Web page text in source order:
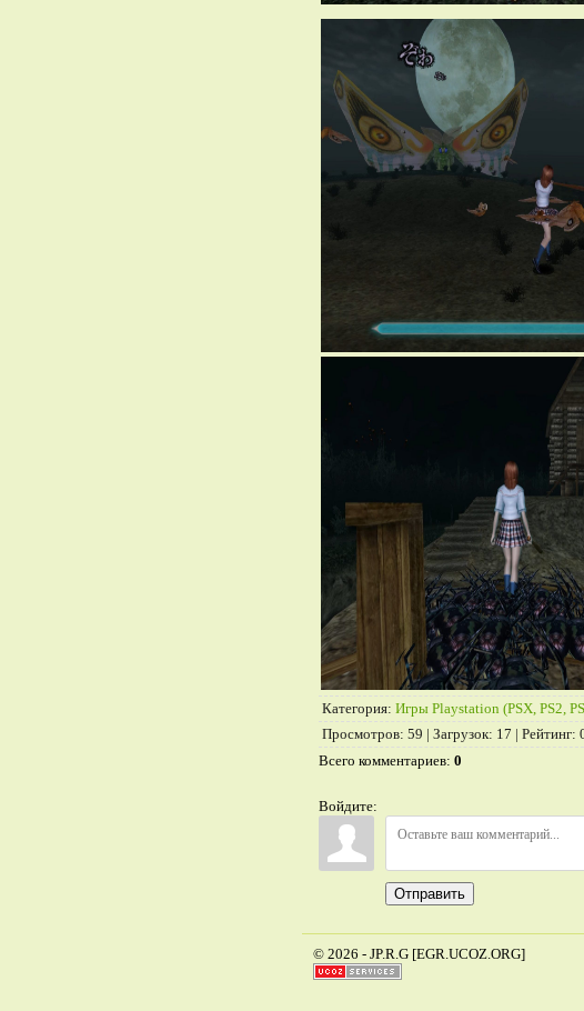
Категория: Игры Playstation (PSX, PS2,
Просмотров: 59 | Загрузок: 17 | Рейтинг:
Всего комментариев: 0
Войдите:
Отправить
© 2026 - JP.R.G [EGR.UCOZ.ORG]